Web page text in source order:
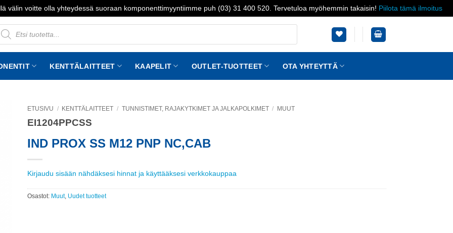
välin voitte olla yhteydessä suoraan komponenttimyyntiimme puh (03) 31 400 520. Tervetuloa myöhemmin takaisin! Piilota tämä ilmoitus
KENTTÄLAITTEET KAAPELIT OUTLET-TUOTTEET OTA YHTEYTTÄ
ETUSIVU / KENTTÄLAITTEET / TUNNISTIMET, RAJAKYTKIMET JA JALKAPOLKIMET / MUUT
EI1204PPCSS
IND PROX SS M12 PNP NC,CAB
Kirjaudu sisään nähdäksesi hinnat ja käyttääksesi verkkokauppaa
Osastot: Muut, Uudet tuotteet